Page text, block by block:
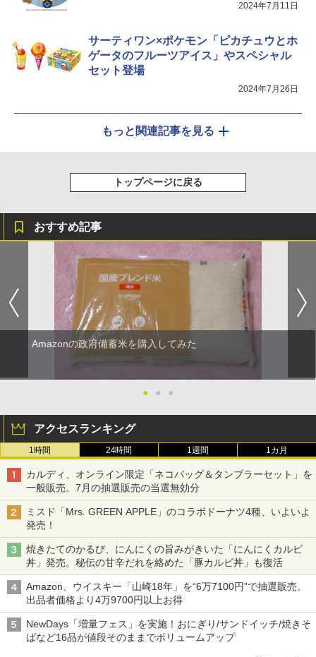
2024年7月11日
サーティワン×ポケモン「ピカチュウとホ
ゲータのフルーツアイス」やスペシャル
セット登場
2024年7月26日
もっと関連記事を見る
トップページに戻る
おすすめ記事
Amazonの政府備蓄米を購入してみた
● ● ●
アクセスランキング
1時間 24時間 1週間 1カ月
カルディ、オンライン限定「ネコバッグ＆タンブラーセット」を
一般販売。7月の抽選販売の当選無効分
ミスド「Mrs. GREEN APPLE」のコラボドーナツ4種、いよいよ
発売！
焼きたてのかるび、にんにくの旨みがきいた「にんにくカルビ
丼」発売。秘伝の甘辛だれを絡めた「豚カルビ丼」も復活
Amazon、ウイスキー「山崎18年」を“6万7100円”で抽選販売。
出品者価格より4万9700円以上お得
NewDays「増量フェス」を実施！おにぎり/サンドイッチ/焼きそ
ばなど16品が値段そのままでボリュームアップ